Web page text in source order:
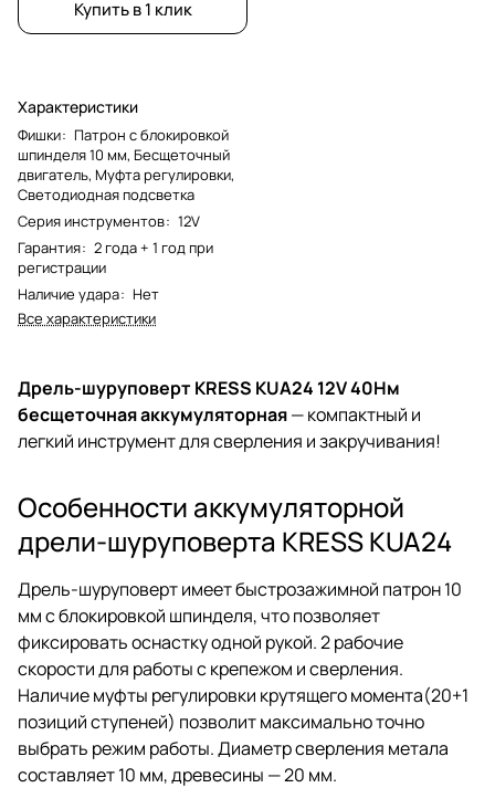
Купить в 1 клик
Характеристики
Фишки: Патрон с блокировкой
шпинделя 10 мм, Бесщеточный
двигатель, Муфта регулировки,
Светодиодная подсветка
Серия инструментов: 12V
Гарантия: 2 года + 1 год при
регистрации
Наличие удара: Нет
Все характеристики
Дрель-шуруповерт KRESS KUA24 12V 40Нм
бесщеточная аккумуляторная— компактный и
легкий инструмент для сверления и закручивания!
Особенности аккумуляторной
дрели-шуруповерта KRESS KUA24
Дрель-шуруповерт имеет быстрозажимной патрон 10
мм с блокировкой шпинделя, что позволяет
фиксировать оснастку одной рукой. 2 рабочие
скорости для работы с крепежом и сверления.
Наличие муфты регулировки крутящего момента(20+1
позиций ступеней) позволит максимально точно
выбрать режим работы. Диаметр сверления метала
составляет 10 мм, древесины — 20 мм.